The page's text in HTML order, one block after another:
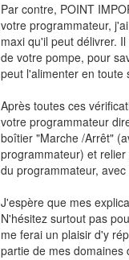
Par contre, POINT
votre programmateur,
maxi qu'il peut délivrer.
de votre pompe, pour
peut l'alimenter en toute
Après toutes ces
votre programmateur
boîtier "Marche /Arrêt"
programmateur) et
du programmateur,
J'espère que mes
N'hésitez surtout pas
me ferai un plaisir d'y
partie de mes domaines